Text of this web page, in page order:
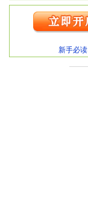
新手必读